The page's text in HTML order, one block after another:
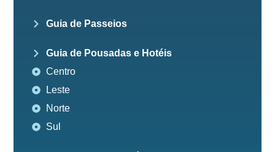
Guia de Passeios
Guia de Pousadas e Hotéis
Centro
Leste
Norte
Sul